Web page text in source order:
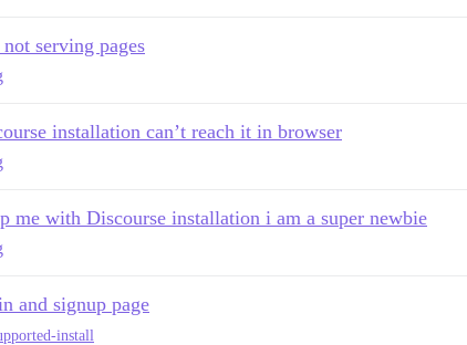
serving pages
installation can’t reach it in browser
me with Discourse installation i am a super newbie
and signup page
install